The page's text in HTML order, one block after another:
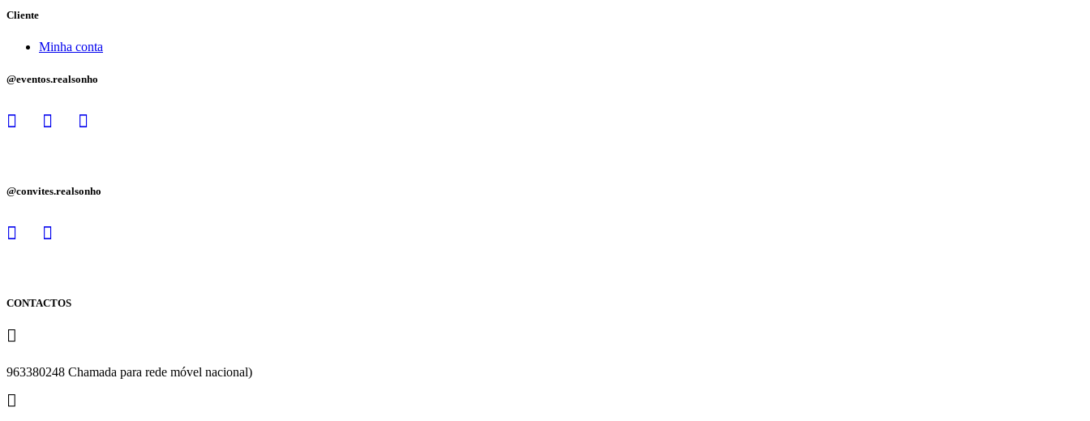
Cliente
Minha conta
@eventos.realsonho
@convites.realsonho
CONTACTOS
963380248 Chamada para rede móvel nacional)